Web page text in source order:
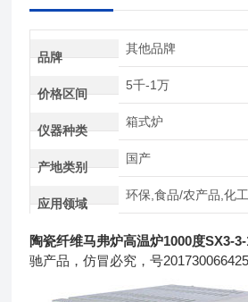
品牌
其他品牌
价格区间
5千-1万
仪器种类
箱式炉
产地类别
国产
应用领域
环保,食品/农产品,化
陶瓷纤维马弗炉高温炉1000度SX3-
驰产品，仿冒必究，号